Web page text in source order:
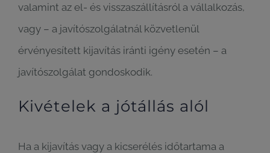
valamint az el- és visszaszállításról a vállalkozás,
vagy – a javítószolgálatnál közvetlenül
érvényesített kijavítás iránti igény esetén – a
javítószolgálat gondoskodik.
Kivételek a jótállás alól
Ha a kijavítás vagy a kicserélés időtartama a